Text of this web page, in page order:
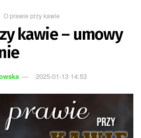
O prawie przy kawie
kawie – umowy
2025-01-13 14:53